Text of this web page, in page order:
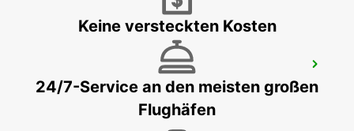
LYON VAULX-EN-VELIN
VAULX EN VELIN - FRANCE
Keine versteckten Kosten
24/7-Service an den meisten großen
Flughäfen